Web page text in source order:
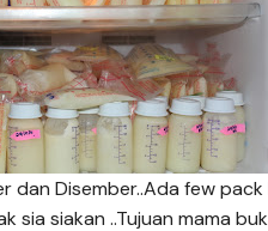
dan Disember..Ada few
sia siakan ..Tujuan mama